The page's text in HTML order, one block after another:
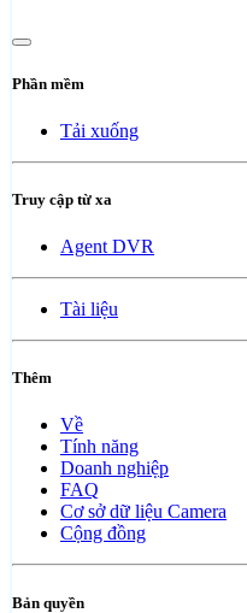
Phần mềm
Tải xuống
Truy cập từ xa
Agent DVR
Tài liệu
Thêm
Về
Tính năng
Doanh nghiệp
FAQ
Cơ sở dữ liệu Camera
Cộng đồng
Bản quyền